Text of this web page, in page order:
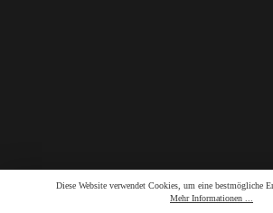
Diese Website verwendet Cookies, um eine bestmögliche
Mehr Informationen ...